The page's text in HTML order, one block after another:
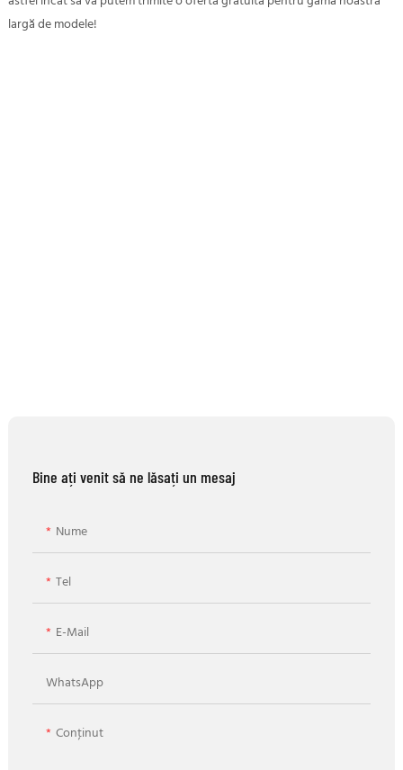
largă de modele!
Bine ați venit să ne lăsați un mesaj
Nume
Tel
E-Mail
WhatsApp
Conţinut